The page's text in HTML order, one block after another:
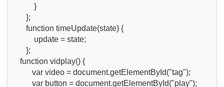
}
};
function timeUpdate(state) {
update = state;
};
function vidplay() {
var video = document.getElementById("tag");
var button = document.getElementById("play");